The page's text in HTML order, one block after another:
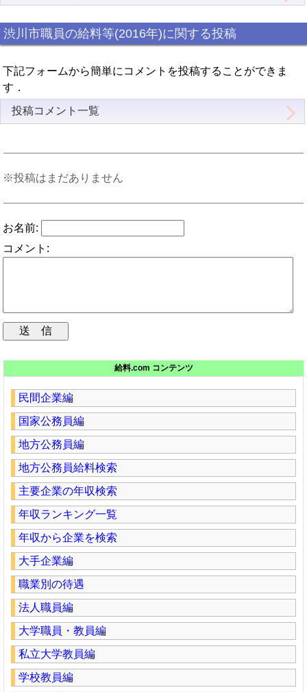
渋川市職員の給料等(2016年)に関する投稿
下記フォームから簡単にコメントを投稿することができま
す．
投稿コメント一覧
※投稿はまだありません
お名前:
コメント:
給料.com コンテンツ
民間企業編
国家公務員編
地方公務員編
地方公務員給料検索
主要企業の年収検索
年収ランキング一覧
年収から企業を検索
大手企業編
職業別の待遇
法人職員編
大学職員・教員編
私立大学教員編
学校教員編